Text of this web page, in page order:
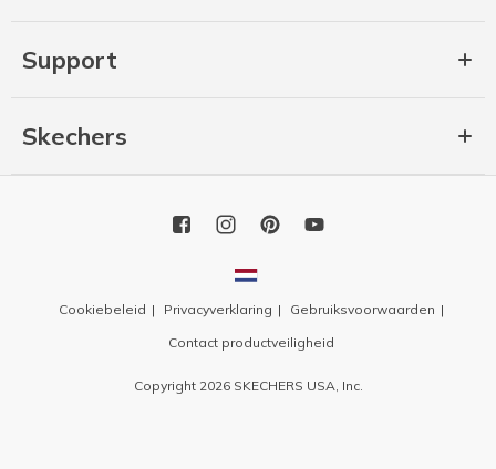
Support
Skechers
Cookiebeleid Privacyverklaring
Gebruiksvoorwaarden
Contact productveiligheid
Copyright 2026 SKECHERS USA, Inc.